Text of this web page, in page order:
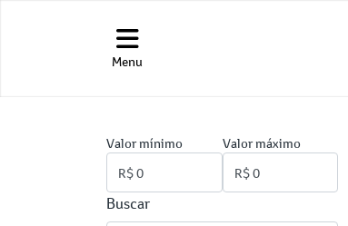
Menu
Valor mínimo Valor máximo
Buscar